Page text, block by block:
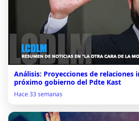
Análisis: Proyecciones de relaciones
próximo gobierno del Pdte Kast
Hace 33 semanas